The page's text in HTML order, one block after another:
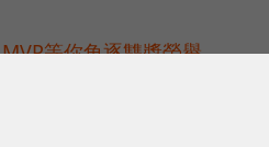
等你角逐雙獎榮譽